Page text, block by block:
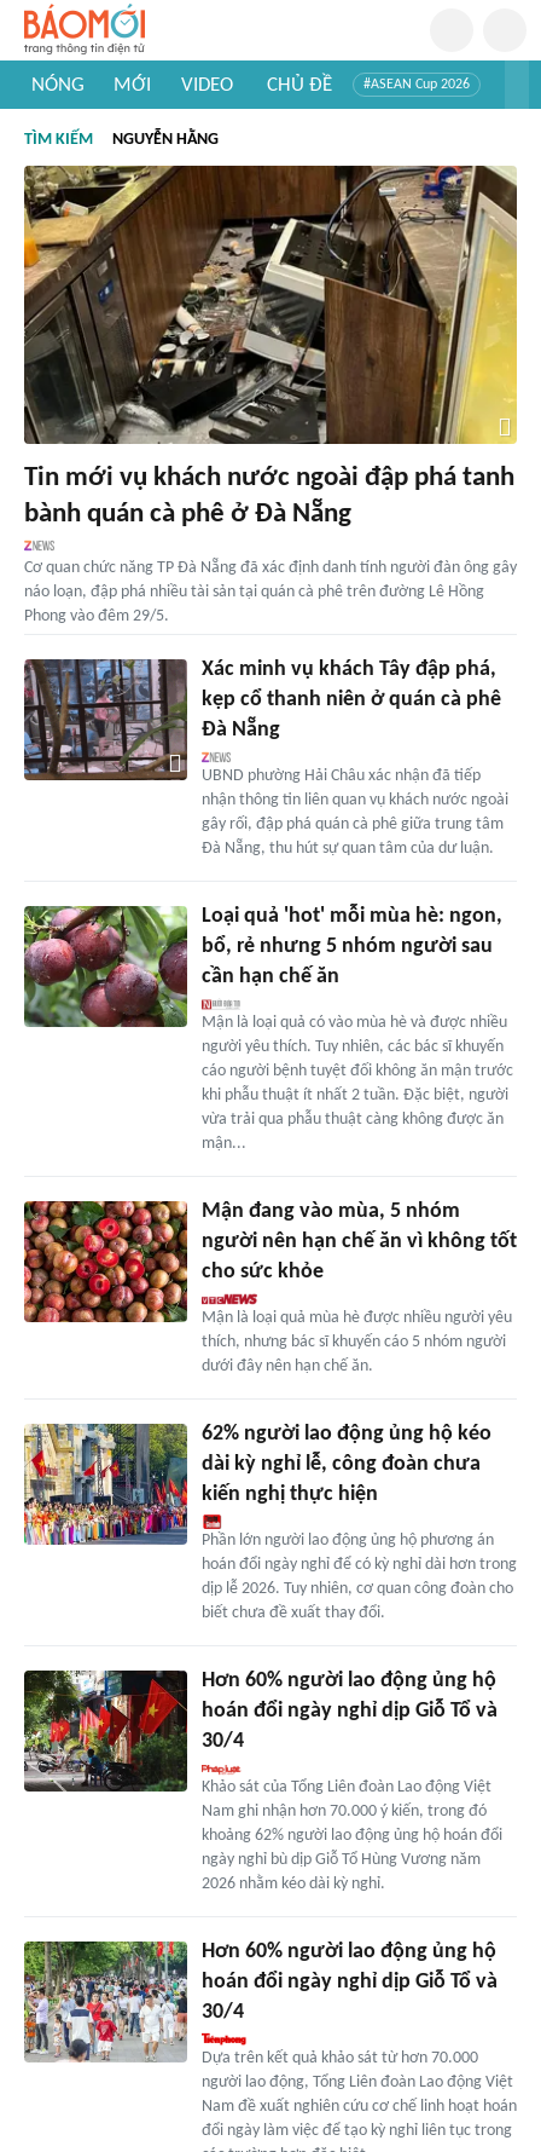
NÓNG MỚI VIDEO CHỦ ĐỀ #ASEAN Cup 2026
#Khám phá thế giới
TÌM KIẾM NGUYỄN HẰNG
Tin mới vụ khách nước ngoài đập phá tanh
bành quán cà phê ở Đà Nẵng
Cơ quan chức năng TP Đà Nẵng đã xác định danh tính người đàn ông gây
náo loạn, đập phá nhiều tài sản tại quán cà phê trên đường Lê Hồng
Phong vào đêm 29/5.
Xác minh vụ khách Tây đập phá,
kẹp cổ thanh niên ở quán cà phê
Đà Nẵng
UBND phường Hải Châu xác nhận đã tiếp
nhận thông tin liên quan vụ khách nước ngoài
gây rối, đập phá quán cà phê giữa trung tâm
Đà Nẵng, thu hút sự quan tâm của dư luận.
Loại quả 'hot' mỗi mùa hè: ngon,
bổ, rẻ nhưng 5 nhóm người sau
cần hạn chế ăn
Mận là loại quả có vào mùa hè và được nhiều
người yêu thích. Tuy nhiên, các bác sĩ khuyến
cáo người bệnh tuyệt đối không ăn mận trước
khi phẫu thuật ít nhất 2 tuần. Đặc biệt, người
vừa trải qua phẫu thuật càng không được ăn
mận...
Mận đang vào mùa, 5 nhóm
người nên hạn chế ăn vì không tốt
cho sức khỏe
Mận là loại quả mùa hè được nhiều người yêu
thích, nhưng bác sĩ khuyến cáo 5 nhóm người
dưới đây nên hạn chế ăn.
62% người lao động ủng hộ kéo
dài kỳ nghỉ lễ, công đoàn chưa
kiến nghị thực hiện
Phần lớn người lao động ủng hộ phương án
hoán đổi ngày nghỉ để có kỳ nghỉ dài hơn trong
dịp lễ 2026. Tuy nhiên, cơ quan công đoàn cho
biết chưa đề xuất thay đổi.
Hơn 60% người lao động ủng hộ
hoán đổi ngày nghỉ dịp Giỗ Tổ và
30/4
Khảo sát của Tổng Liên đoàn Lao động Việt
Nam ghi nhận hơn 70.000 ý kiến, trong đó
khoảng 62% người lao động ủng hộ hoán đổi
ngày nghỉ bù dịp Giỗ Tổ Hùng Vương năm
2026 nhằm kéo dài kỳ nghỉ.
Hơn 60% người lao động ủng hộ
hoán đổi ngày nghỉ dịp Giỗ Tổ và
30/4
Dựa trên kết quả khảo sát từ hơn 70.000
người lao động, Tổng Liên đoàn Lao động Việt
Nam đề xuất nghiên cứu cơ chế linh hoạt hoán
đổi ngày làm việc để tạo kỳ nghỉ liên tục trong